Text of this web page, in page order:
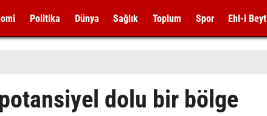
Politika Dünya Sağlık Toplum Spor Ehl-i Beyt
dolu bir bölge